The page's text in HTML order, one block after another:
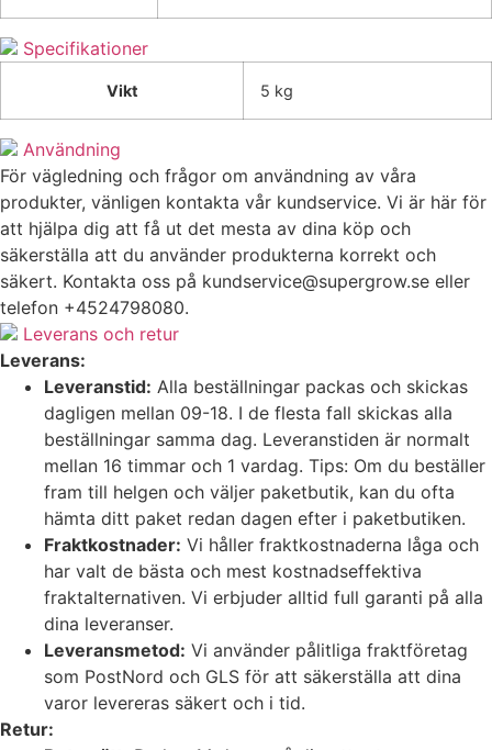
Specifikationer
Vikt 5 kg
Användning
För vägledning och frågor om användning av våra
produkter, vänligen kontakta vår kundservice. Vi är här för
att hjälpa dig att få ut det mesta av dina köp och
säkerställa att du använder produkterna korrekt och
säkert. Kontakta oss på kundservice@supergrow.se eller
telefon +4524798080.
Leverans och retur
Leverans:
Leveranstid: Alla beställningar packas och skickas
dagligen mellan 09-18. I de flesta fall skickas alla
beställningar samma dag. Leveranstiden är normalt
mellan 16 timmar och 1 vardag. Tips: Om du beställer
fram till helgen och väljer paketbutik, kan du ofta
hämta ditt paket redan dagen efter i paketbutiken.
Fraktkostnader: Vi håller fraktkostnaderna låga och
har valt de bästa och mest kostnadseffektiva
fraktalternativen. Vi erbjuder alltid full garanti på alla
dina leveranser.
Leveransmetod: Vi använder pålitliga fraktföretag
som PostNord och GLS för att säkerställa att dina
varor levereras säkert och i tid.
Retur: